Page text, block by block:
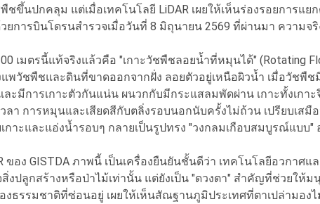
ชขึ้นปกคลุม แต่เมื่อเทคโนโลยี LiDAR เผยให้เห็นร่องรอยการแย
ยการบินโดรนสำรวจเมื่อวันที่ 8 มิถุนายน 2569 ที่ผ่านมา ความจริ
เมตรนี้แท้จริงแล้วคือ "เกาะวัชพืชลอยน้ำที่หมุนได้" (Rotating
พวัชพืชและดินที่ขาดออกจากฝั่ง ลอยตัวอยู่เหนือผิวน้ำ เมื่อวัชพืช
มีการเกาะตัวกันแน่น ผนวกกับมีกระแสลมพัดผ่าน เกาะทั้งเกาะ
ลา การหมุนและเสียดสีกับตลิ่งรอบนอกนับครั้งไม่ถ้วน เปรียบเสมื
กาะและแอ่งน้ำรอบๆ กลายเป็นรูปทรง "วงกลมเกือบสมบูรณ์แบบ"
ของ GISTDA ภาพนี้ เป็นเครื่องยืนยันชั้นดีว่า เทคโนโลยีอวกาศแ
สิ่งปลูกสร้างหรือป่าไม้เท่านั้น แต่ยังเป็น "ดวงตา" สำคัญที่ช่วยให้ม
งธรรมชาติที่ซ่อนอยู่ เผยให้เห็นสัณฐานภูมิประเทศที่ตาเปล่ามอง